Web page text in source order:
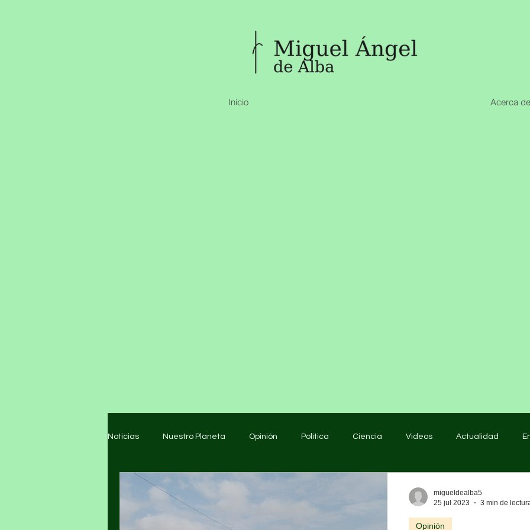
Inicio Acerca
Noticias Nuestro Planeta Opinión Política Ciencia Videos Actualidad
Arte y cultura Educación
Opinión
migueldealba5
25 jul 2023
3 min de